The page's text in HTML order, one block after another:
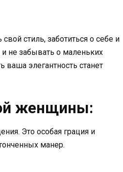
стиль, заботиться о себе и
и не забывать о маленьких
ваша элегантность станет
женщины:
Это особая грация и
манер.